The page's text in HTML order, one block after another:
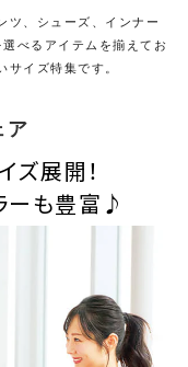
ツ、シューズ、インナー
べるアイテムを揃えてお
サイズ特集です。
ア
ズ展開！
ーも豊富♪